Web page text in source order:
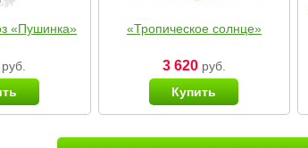
«Пушинка»
руб.
«Тропическое солнце»
3 620руб.
Купить